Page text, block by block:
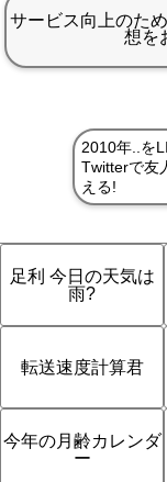
足利 今日の天気は
雨?
転送速度計算君
今年の月齢カレンダ
ー